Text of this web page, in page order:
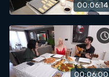
00:06:14
00:06:00